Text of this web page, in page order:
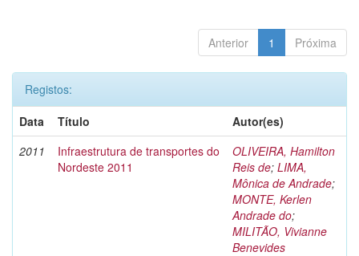
Anterior 1 Próxima
Registos:
Data
Título
Autor(es)
2011
Infraestrutura de transportes do
Nordeste 2011
OLIVEIRA, Hamilton
Reis de; LIMA,
Mônica de Andrade;
MONTE, Kerlen
Andrade do;
MILITÃO, Vivianne
Benevides